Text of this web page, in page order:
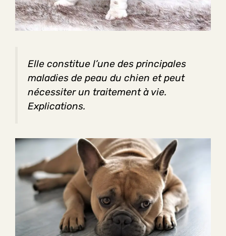
Elle constitue l’une des principales
maladies de peau du chien et peut
nécessiter un traitement à vie.
Explications.